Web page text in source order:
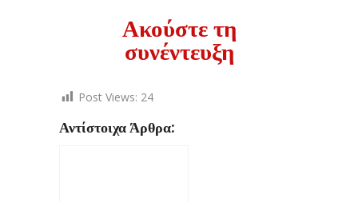
Ακούστε τη
συνέντευξη
Post Views: 24
Αντίστοιχα Άρθρα: